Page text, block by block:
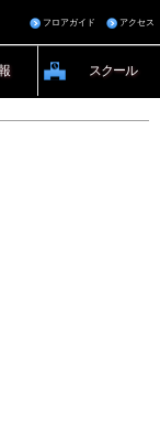
フロアガイド アクセス
スクール